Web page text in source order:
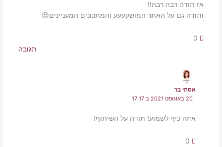
אז תודה רבה רבה!!
ותודה גם על האתר המושקעעע והמתכונים המעניינים😍
0
תגובה
אסתי בר
20 באוגוסט 2021 ב 17:17
איזה כיף לשמוע! תודה על השיתוף!
0